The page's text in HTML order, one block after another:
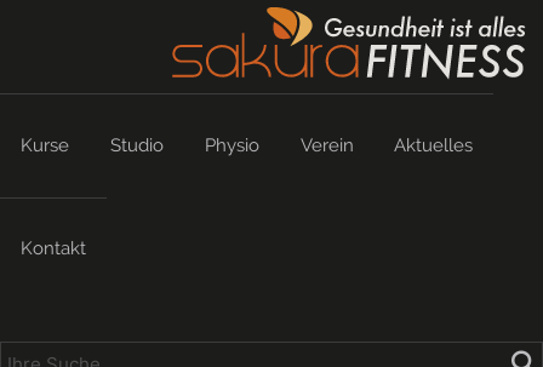
Kurse Studio Physio Verein Aktuelles
Kontakt